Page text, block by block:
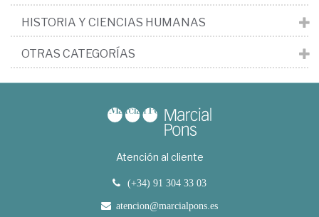
HISTORIA Y CIENCIAS HUMANAS
OTRAS CATEGORÍAS
Atención al cliente
(+34) 91 304 33 03
atencion@marcialpons.es